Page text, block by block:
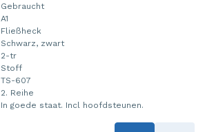
Gebraucht
A1
Fließheck
Schwarz, zwart
2-tr
Stoff
TS-607
2. Reihe
In goede staat. Incl hoofdsteunen.